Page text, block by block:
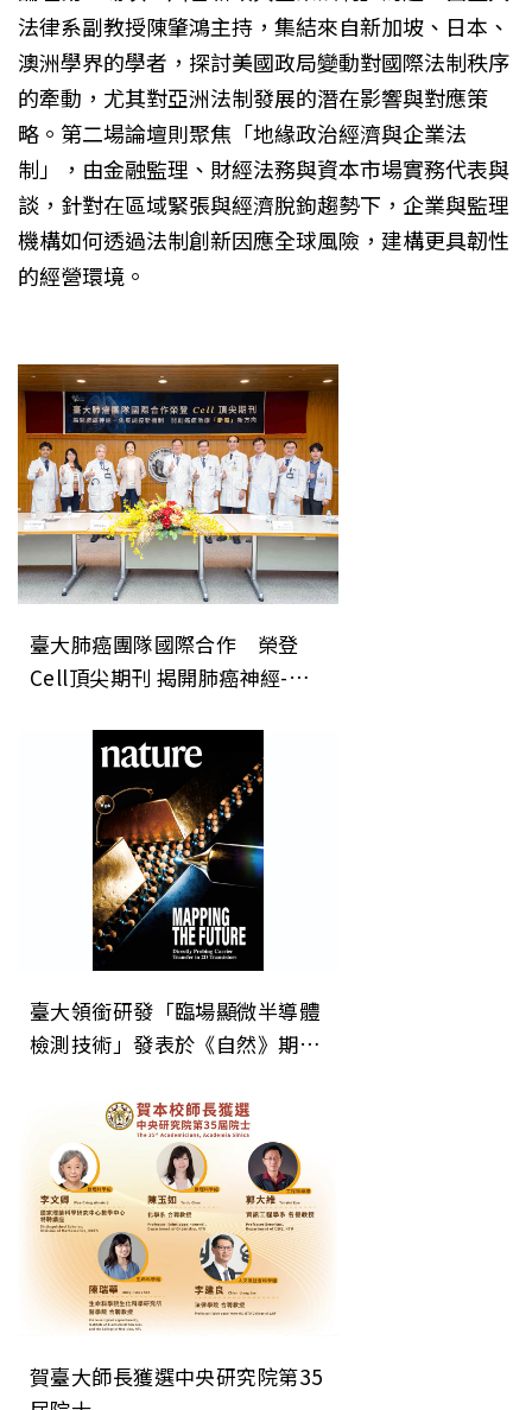
法律系副教授陳肇鴻主持，集結來自新加坡、日本、
澳洲學界的學者，探討美國政局變動對國際法制秩序
的牽動，尤其對亞洲法制發展的潛在影響與對應策
略。第二場論壇則聚焦「地緣政治經濟與企業法
制」，由金融監理、財經法務與資本市場實務代表與
談，針對在區域緊張與經濟脫鉤趨勢下，企業與監理
機構如何透過法制創新因應全球風險，建構更具韌性
的經營環境。
臺大肺癌團隊國際合作 榮登
Cell頂尖期刊 揭開肺癌神經-免
電」新方向
臺大領銜研發「臨場顯微半導體
檢測技術」發表於《自然》期
直接檢測技術
賀臺大師長獲選中央研究院第35